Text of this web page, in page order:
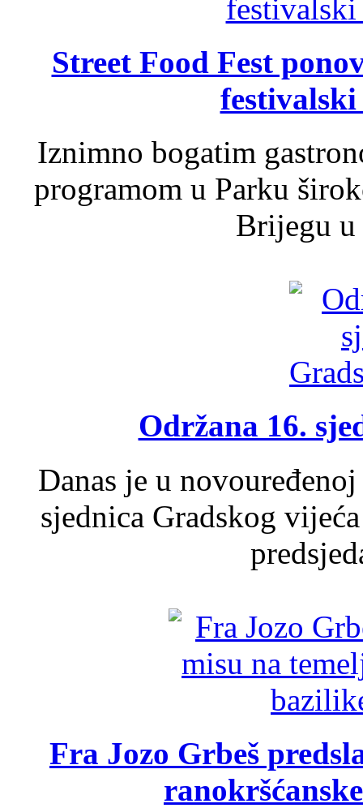
Street Food Fest
Iznimno bogatim
programom u Parku
Brijegu u
Održana 16.
Danas je u
sjednica Gradskog
Fra Jozo Grbeš